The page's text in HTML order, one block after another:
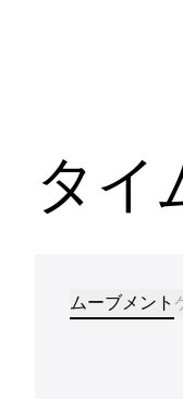
タイ
ムーブメント